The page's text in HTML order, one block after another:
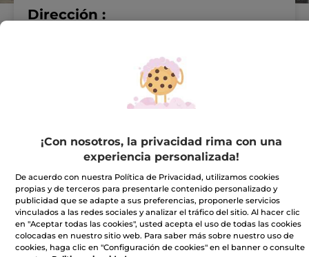
Dirección :
IR A LA TIENDA
Horario comercial
Lunes
10:15 - 13:30
16:30 - 20:30
Martes
10:15 - 13:30
¡Con nosotros, la privacidad rima con una
experiencia personalizada!
De acuerdo con nuestra Política de Privacidad, utilizamos cookies
propias y de terceros para presentarle contenido personalizado y
publicidad que se adapte a sus preferencias, proponerle servicios
vinculados a las redes sociales y analizar el tráfico del sitio. Al hacer clic
en "Aceptar todas las cookies", usted acepta el uso de todas las cookies
colocadas en nuestro sitio web. Para saber más sobre nuestro uso de
cookies, haga clic en "Configuración de cookies" en el banner o consulte